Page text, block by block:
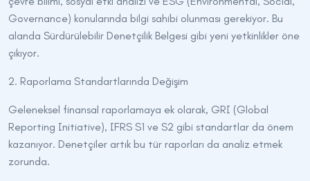
Governance) konularında bilgi sahibi olunması gerekiyor. Bu
alanda Sürdürülebilir Denetçilik Belgesi gibi yeni yetkinlikler öne
çıkıyor.
2. Raporlama Standartlarında Değişim
Geleneksel finansal raporlamaya ek olarak, GRI (Global
Reporting Initiative), IFRS S1 ve S2 gibi standartlar da önem
kazanıyor. Denetçiler artık bu tür raporları da analiz etmek
zorunda.